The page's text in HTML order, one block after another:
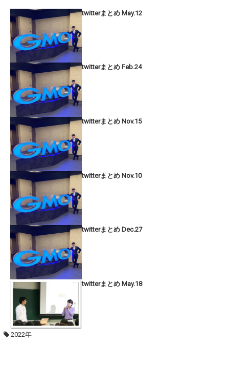
twitterまとめ May.12
twitterまとめ Feb.24
twitterまとめ Nov.15
twitterまとめ Nov.10
twitterまとめ Dec.27
twitterまとめ May.18
2022年